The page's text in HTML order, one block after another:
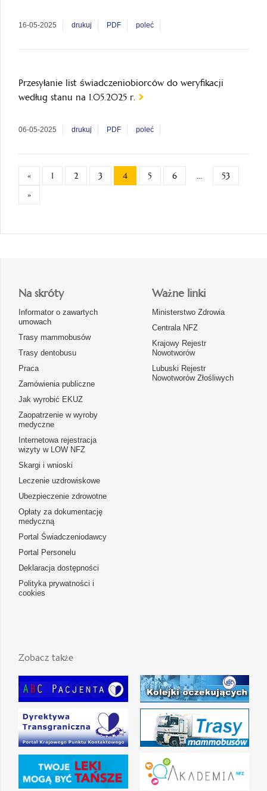
16-05-2025 drukuj PDF poleć
Przesyłanie list świadczeniobiorców do weryfikacji
według stanu na 1.05.2025 r.
06-05-2025 drukuj PDF poleć
« 1 2 3 4 5 6 ...
53
»
Na skróty
Informator o zawartych
umowach
Trasy mammobusów
Trasy dentobusu
Praca
Zamówienia publiczne
Jak wyrobić EKUZ
Zaopatrzenie w wyroby
medyczne
Internetowa rejestracja
wizyty w LOW NFZ
Skargi i wnioski
Leczenie uzdrowiskowe
Ubezpieczenie zdrowotne
Opłaty za dokumentację
medyczną
Portal Świadczeniodawcy
Portal Personelu
Deklaracja dostępności
Polityka prywatności i
cookies
Ważne linki
Ministerstwo Zdrowia
Centrala NFZ
Krajowy Rejestr
Nowotworów
Lubuski Rejestr
Nowotworów Złośliwych
Zobacz także